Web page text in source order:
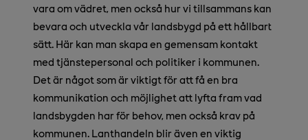
vara om vädret, men också hur vi tillsammans kan
bevara och utveckla vår landsbygd på ett hållbart
sätt. Här kan man skapa en gemensam kontakt
med tjänstepersonal och politiker i kommunen.
Det är något som är viktigt för att få en bra
kommunikation och möjlighet att lyfta fram vad
landsbygden har för behov, men också krav på
kommunen. Lanthandeln blir även en viktig